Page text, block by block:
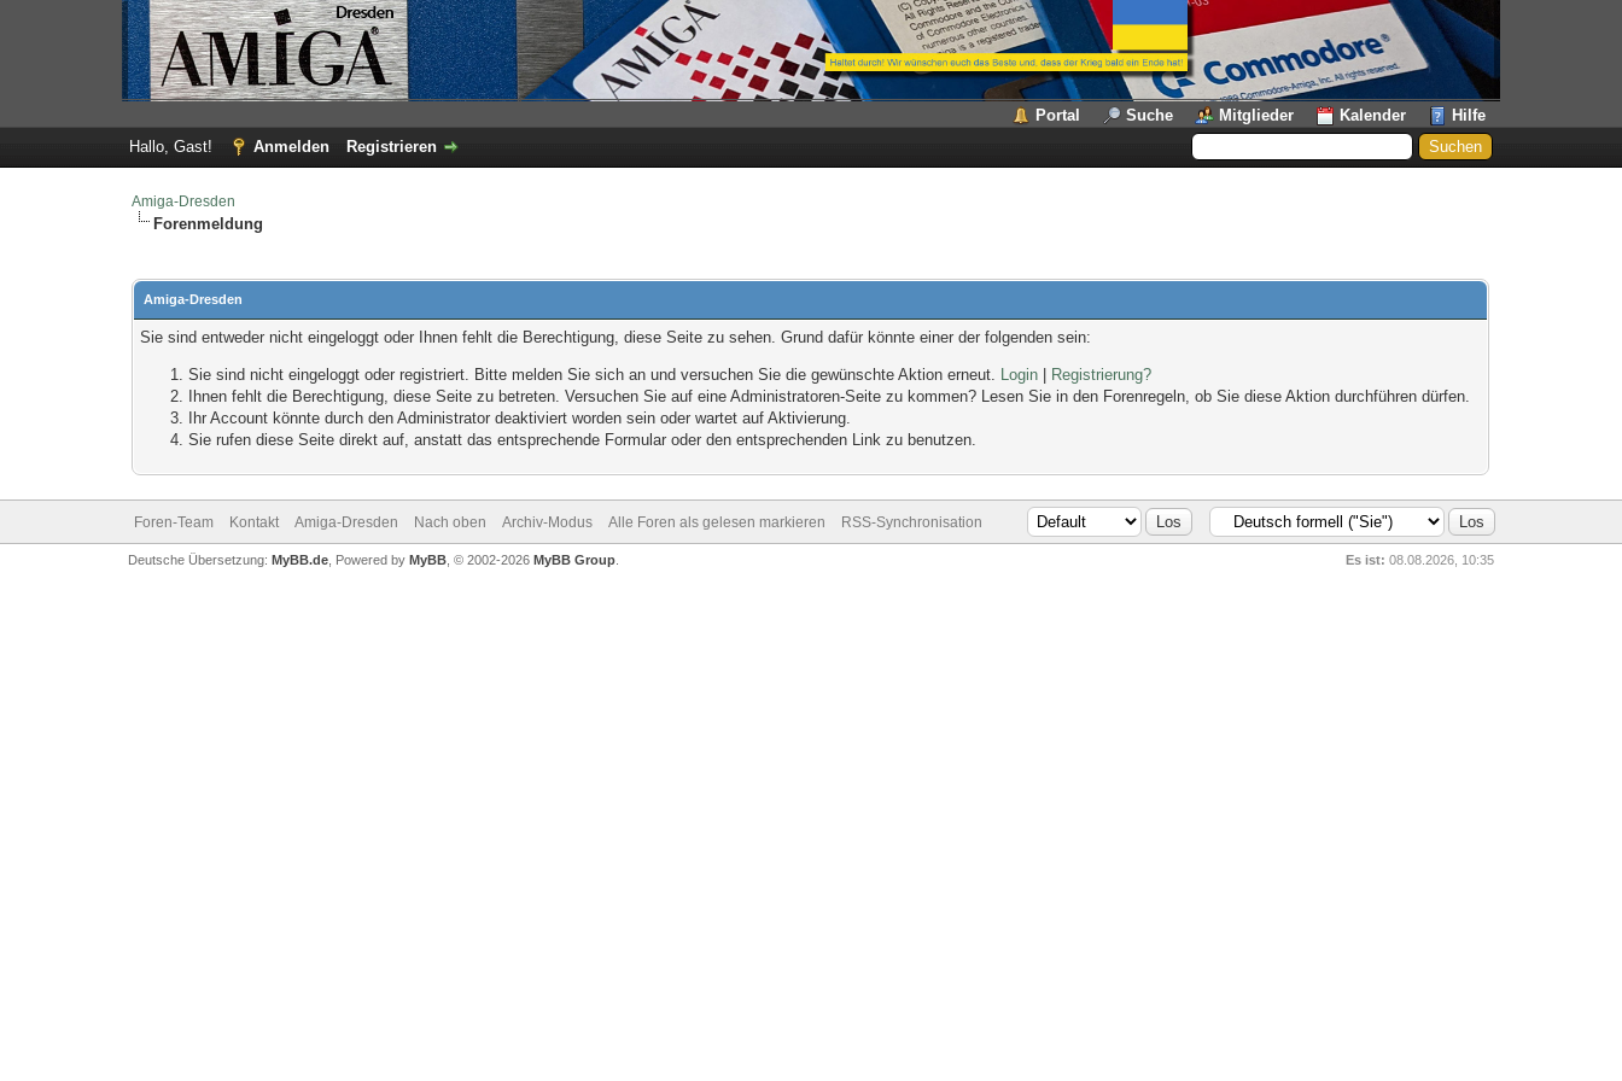
Portal Suche Mitglieder Kalender
Hilfe
Hallo, Gast!
Anmelden Registrieren
Amiga-Dresden
Forenmeldung
Amiga-Dresden
Sie sind entweder nicht eingeloggt oder Ihnen fehlt die Berechtigung, diese Seite zu sehen. Grund dafür könnte einer der folgenden sein:
Sie sind nicht eingeloggt oder registriert. Bitte melden Sie sich an und versuchen Sie die gewünschte Aktion erneut. Login
Registrierung?
Ihnen fehlt die Berechtigung, diese Seite zu betreten. Versuchen Sie auf eine Administratoren-Seite zu kommen? Lesen Sie in den Forenregeln, ob Sie diese Aktion durchführen dürfen.
Ihr Account könnte durch den Administrator deaktiviert worden sein oder wartet auf Aktivierung.
Sie rufen diese Seite direkt auf, anstatt das entsprechende Formular oder den entsprechenden Link zu benutzen.
Foren-Team Kontakt Amiga-Dresden Nach oben Archiv-Modus Alle Foren als gelesen markieren RSS-Synchronisation
Es ist: 08.08.2026, 10:35
Deutsche Übersetzung: MyBB.de, Powered by MyBB, © 2002-2026 MyBB Group.